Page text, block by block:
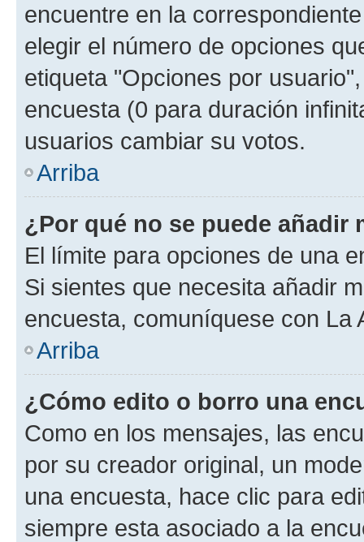
encuentre en la
elegir el número de opciones
etiqueta "Opciones por
encuesta (0 para duración
usuarios cambiar su votos.
Arriba
¿Por qué no se puede añadir
El límite para opciones de una
Si sientes que necesita añadir
encuesta, comuníquese con La
Arriba
¿Cómo edito o borro una
Como en los mensajes, las
por su creador original, un
una encuesta, hace clic para
siempre esta asociado a la